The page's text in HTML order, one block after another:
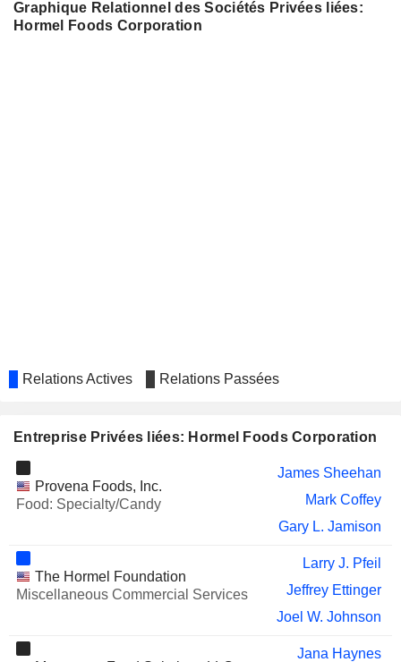
Donald Gadsden
Graphique Relationnel des Sociétés Privées liées:
Hormel Foods Corporation
Relations Actives Relations Passées
Entreprise Privées liées: Hormel Foods Corporation
Provena Foods, Inc.
Food: Specialty/Candy
James Sheehan
Mark Coffey
Gary L. Jamison
The Hormel Foundation
Miscellaneous Commercial Services
Larry J. Pfeil
Jeffrey Ettinger
Joel W. Johnson
Jana Haynes